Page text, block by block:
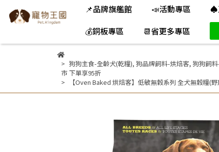
📌品牌旗艦館 📣活動專區
♠
💰銅板專區
📆省更多專區
狗狗主食-全齡犬(乾糧), 狗品牌飼料-烘焙客, 狗狗飼
市 下單享95折
【Oven Baked 烘焙客】低敏無穀系列 全犬無穀糧(